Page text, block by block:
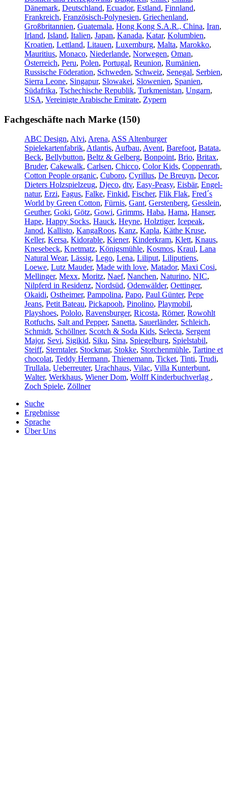
Dänemark, Deutschland, Ecuador, Estland, Finnland,
Frankreich, Französisch-Polynesien, Griechenland,
Großbritannien, Guatemala, Hong Kong S.A.R., China, Iran,
Irland, Island, Italien, Japan, Kanada, Katar, Kolumbien,
Kroatien, Lettland, Litauen, Luxemburg, Malta, Marokko,
Mauritius, Monaco, Niederlande, Norwegen, Oman,
Österreich, Peru, Polen, Portugal, Reunion, Rumänien,
Russische Föderation, Schweden, Schweiz, Senegal, Serbien,
Sierra Leone, Singapur, Slowakei, Slowenien, Spanien,
Südafrika, Tschechische Republik, Turkmenistan, Ungarn,
USA, Vereinigte Arabische Emirate, Zypern
Fachgeschäfte nach Marke (150)
ABC Design, Alvi, Arena, ASS Altenburger
Spielekartenfabrik, Atlantis, Aufbau, Avent, Barefoot, Batata,
Beck, Bellybutton, Beltz & Gelberg, Bonpoint, Brio, Britax,
Bruder, Cakewalk, Carlsen, Chicco, Color Kids, Coppenrath,
Cotton People organic, Cuboro, Cyrillus, De Breuyn, Decor,
Dieters Holzspielzeug, Djeco, dtv, Easy-Peasy, Eisbär, Engel-
natur, Erzi, Fagus, Falke, Finkid, Fischer, Flik Flak, Fred´s
World by Green Cotton, Fürnis, Gant, Gerstenberg, Gesslein,
Geuther, Goki, Götz, Gowi, Grimms, Haba, Hama, Hanser,
Hape, Happy Socks, Hauck, Heyne, Holztiger, Icepeak,
Janod, Kallisto, KangaRoos, Kanz, Kapla, Käthe Kruse,
Keller, Kersa, Kidorable, Kiener, Kinderkram, Klett, Knaus,
Knesebeck, Knetmatz, Königsmühle, Kosmos, Kraul, Lana
Natural Wear, Lässig, Lego, Lena, Liliput, Liliputiens,
Loewe, Lutz Mauder, Made with love, Matador, Maxi Cosi,
Mellinger, Mexx, Moritz, Naef, Nanchen, Naturino, NIC,
Nilpferd in Residenz, Nordsüd, Odenwälder, Oettinger,
Okaidi, Ostheimer, Pampolina, Papo, Paul Günter, Pepe
Jeans, Petit Bateau, Pickapooh, Pinolino, Playmobil,
Playshoes, Pololo, Ravensburger, Ricosta, Römer, Rowohlt
Rotfuchs, Salt and Pepper, Sanetta, Sauerländer, Schleich,
Schmidt, Schöllner, Scotch & Soda Kids, Selecta, Sergent
Major, Sevi, Sigikid, Siku, Sina, Spiegelburg, Spielstabil,
Steiff, Sterntaler, Stockmar, Stokke, Storchenmühle, Tartine et
chocolat, Teddy Hermann, Thienemann, Ticket, Tinti, Trudi,
Trullala, Ueberreuter, Urachhaus, Vilac, Villa Kunterbunt,
Walter, Werkhaus, Wiener Dom, Wolff Kinderbuchverlag ,
Zoch Spiele, Zöllner
Suche
Ergebnisse
Sprache
Über Uns